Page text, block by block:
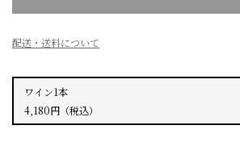
配送・送料について
ワイン1本
4,180円 （税込）